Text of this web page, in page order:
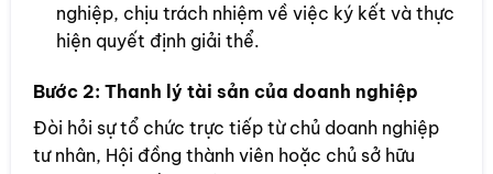
nghiệp, chịu trách nhiệm về việc ký kết và thực
hiện quyết định giải thể.
Bước 2: Thanh lý tài sản của doanh nghiệp
Đòi hỏi sự tổ chức trực tiếp từ chủ doanh nghiệp
tư nhân, Hội đồng thành viên hoặc chủ sở hữu